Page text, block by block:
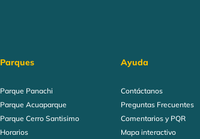
Parques
Parque Panachi
Parque Acuaparque
Parque Cerro Santisimo
Horarios
Ayuda
Contáctanos
Preguntas Frecuentes
Comentarios y PQR
Mapa interactivo